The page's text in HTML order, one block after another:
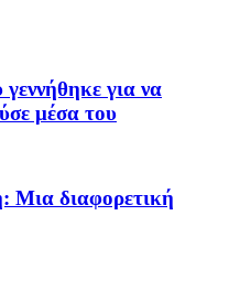
για να
μέσα του
Μια διαφορετική